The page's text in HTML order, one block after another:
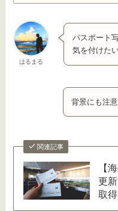
はるまる
パスポート
気を付けた
背景にも注
関連記事
【
更
取